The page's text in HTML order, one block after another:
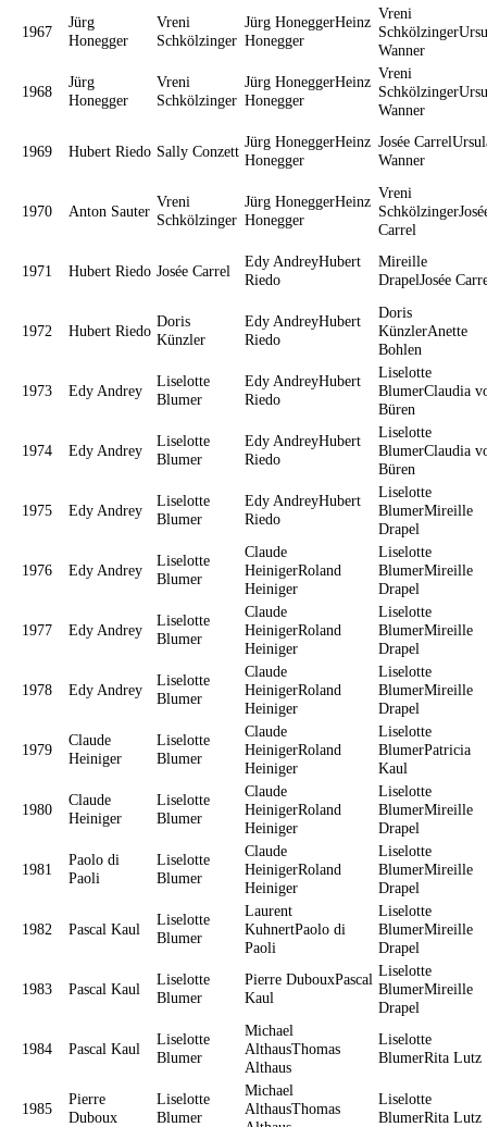
1967
Jürg
Honegger
Vreni
Schkölzinger
Jürg HoneggerHeinz
Honegger
Vreni
Wanner
1968
Jürg
Honegger
Vreni
Schkölzinger
Jürg HoneggerHeinz
Honegger
Vreni
Wanner
1969 Hubert Riedo Sally Conzett
Jürg HoneggerHeinz
Honegger
Josée
Wanner
1970 Anton Sauter
Vreni
Schkölzinger
Jürg HoneggerHeinz
Honegger
Vreni
Carrel
1971 Hubert Riedo Josée Carrel
Edy AndreyHubert
Riedo
Mireille
DrapelJosée
1972 Hubert Riedo
Doris
Künzler
Edy AndreyHubert
Riedo
Doris
KünzlerAnette
Bohlen
1973 Edy Andrey
Liselotte
Blumer
Edy AndreyHubert
Riedo
Liselotte
BlumerClaudia
Büren
1974 Edy Andrey
Liselotte
Blumer
Edy AndreyHubert
Riedo
Liselotte
BlumerClaudia
Büren
1975 Edy Andrey
Liselotte
Blumer
Edy AndreyHubert
Riedo
Liselotte
BlumerMireille
Drapel
1976 Edy Andrey
Liselotte
Blumer
Claude
HeinigerRoland
Heiniger
Liselotte
BlumerMireille
Drapel
1977 Edy Andrey
Liselotte
Blumer
Claude
HeinigerRoland
Heiniger
Liselotte
BlumerMireille
Drapel
1978 Edy Andrey
Liselotte
Blumer
Claude
HeinigerRoland
Heiniger
Liselotte
BlumerMireille
Drapel
1979
Claude
Heiniger
Liselotte
Blumer
Claude
HeinigerRoland
Heiniger
Liselotte
BlumerPatricia
Kaul
1980
Claude
Heiniger
Liselotte
Blumer
Claude
HeinigerRoland
Heiniger
Liselotte
BlumerMireille
Drapel
1981
Paolo di
Paoli
Liselotte
Blumer
Claude
HeinigerRoland
Heiniger
Liselotte
BlumerMireille
Drapel
1982 Pascal Kaul
Liselotte
Blumer
Laurent
KuhnertPaolo di
Paoli
Liselotte
BlumerMireille
Drapel
1983 Pascal Kaul
Liselotte
Blumer
Pierre DubouxPascal
Kaul
Liselotte
BlumerMireille
Drapel
1984 Pascal Kaul
Liselotte
Blumer
Michael
AlthausThomas
Althaus
Liselotte
BlumerRita Lutz
1985
Pierre
Duboux
Liselotte
Blumer
Michael
AlthausThomas
Liselotte
BlumerRita Lutz